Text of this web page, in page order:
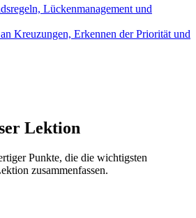
Lückenmanagement und
Kreuzungen, Erkennen der Priorität und
Lektion
Punkte, die die wichtigsten
zusammenfassen.